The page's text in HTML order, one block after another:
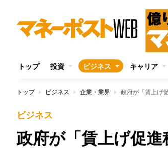
トップ 投資 ビジネス キャリア
トップ ビジネス 企業・業界 政府が「賃上げ
ビジネス
政府が「賃上げ促進